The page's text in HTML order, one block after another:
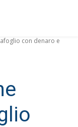
con denaro e